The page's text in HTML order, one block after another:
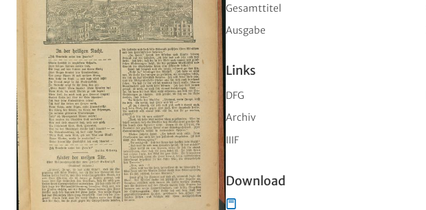
Gesamttitel
Ausgabe
Links
DFG
Archiv
IIIF
Download